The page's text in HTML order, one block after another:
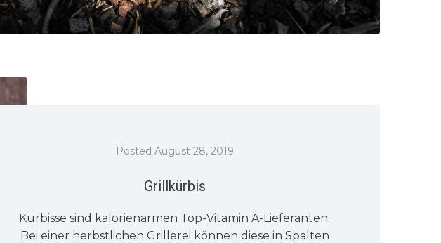
Posted August 28, 2019
Grillkürbis
Kürbisse sind kalorienarmen Top-Vitamin A-Lieferanten.
Bei einer herbstlichen Grillerei können diese in Spalten